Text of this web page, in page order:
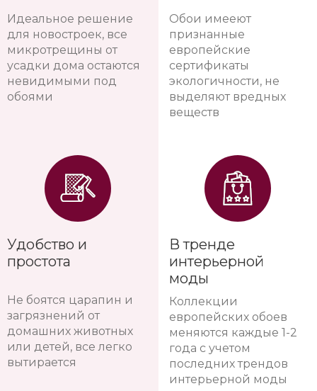
Идеальное решение
для новостроек, все
микротрещины от
усадки дома остаются
невидимыми под
обоями
Удобство и
простота
Не боятся царапин и
загрязнений от
домашних животных
или детей, все легко
вытирается
Обои имееют
признанные
европейские
сертификаты
экологичности, не
выделяют вредных
веществ
В тренде
интерьерной
моды
Коллекции
европейских обоев
меняются каждые 1-2
года с учетом
последних трендов
интерьерной моды